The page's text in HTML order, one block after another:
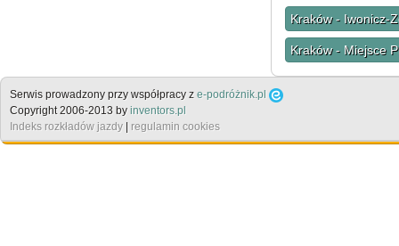
Kraków - Iwonicz-
Kraków - Miejsce
Serwis prowadzony przy współpracy z e-podróżnik.pl
Copyright 2006-2013 by inventors.pl
Indeks rozkładów jazdy
regulamin cookies